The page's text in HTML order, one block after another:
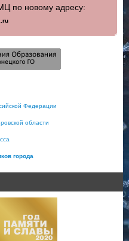
по новому адресу:
Федерации
области
города